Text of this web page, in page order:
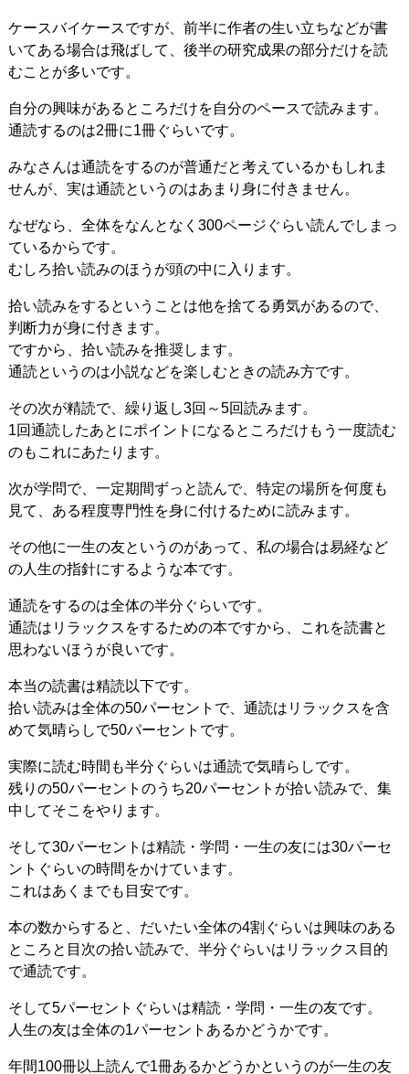
ケースバイケースですが、前半に作者の生い立ちなどが書
いてある場合は飛ばして、後半の研究成果の部分だけを読
むことが多いです。
自分の興味があるところだけを自分のペースで読みます。
通読するのは2冊に1冊ぐらいです。
みなさんは通読をするのが普通だと考えているかもしれま
せんが、実は通読というのはあまり身に付きません。
なぜなら、全体をなんとなく300ページぐらい読んでしまっ
ているからです。
むしろ拾い読みのほうが頭の中に入ります。
拾い読みをするということは他を捨てる勇気があるので、
判断力が身に付きます。
ですから、拾い読みを推奨します。
通読というのは小説などを楽しむときの読み方です。
その次が精読で、繰り返し3回～5回読みます。
1回通読したあとにポイントになるところだけもう一度読む
のもこれにあたります。
次が学問で、一定期間ずっと読んで、特定の場所を何度も
見て、ある程度専門性を身に付けるために読みます。
その他に一生の友というのがあって、私の場合は易経など
の人生の指針にするような本です。
通読をするのは全体の半分ぐらいです。
通読はリラックスをするための本ですから、これを読書と
思わないほうが良いです。
本当の読書は精読以下です。
拾い読みは全体の50パーセントで、通読はリラックスを含
めて気晴らしで50パーセントです。
実際に読む時間も半分ぐらいは通読で気晴らしです。
残りの50パーセントのうち20パーセントが拾い読みで、集
中してそこをやります。
そして30パーセントは精読・学問・一生の友には30パーセ
ントぐらいの時間をかけています。
これはあくまでも目安です。
本の数からすると、だいたい全体の4割ぐらいは興味のある
ところと目次の拾い読みで、半分ぐらいはリラックス目的
で通読です。
そして5パーセントぐらいは精読・学問・一生の友です。
人生の友は全体の1パーセントあるかどうかです。
年間100冊以上読んで1冊あるかどうかというのが一生の友